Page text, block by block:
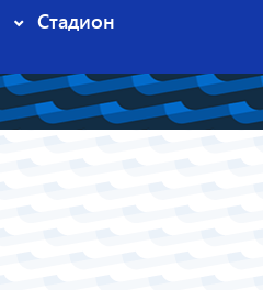
Стадион